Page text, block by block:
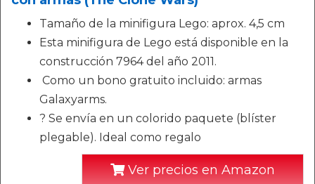
Tamaño de la minifigura Lego: aprox. 4,5 cm
Esta minifigura de Lego está disponible en la
construcción 7964 del año 2011.
️ Como un bono gratuito incluido: armas
Galaxyarms.
? Se envía en un colorido paquete (blíster
plegable). Ideal como regalo
Ver precios en Amazon